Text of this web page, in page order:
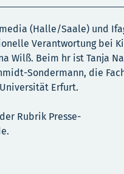
(Halle/Saale) und
Verantwortung bei
Wilß. Beim hr ist Tanja
Sondermann, die
Erfurt.
Rubrik Presse-